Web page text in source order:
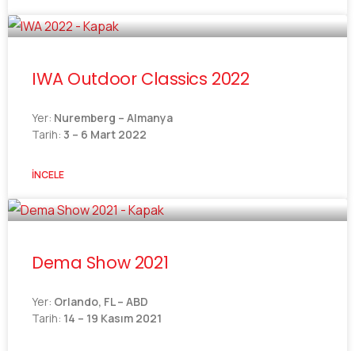
IWA Outdoor Classics 2022
Yer: Nuremberg – Almanya
Tarih: 3 – 6 Mart 2022
İNCELE
Dema Show 2021
Yer: Orlando, FL – ABD
Tarih: 14 – 19 Kasım 2021